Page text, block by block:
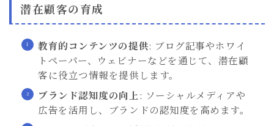
潜在顧客の育成
教育的コンテンツの提供: ブログ記事やホワイ
トペーパー、ウェビナーなどを通じて、潜在顧
客に役立つ情報を提供します。
ブランド認知度の向上: ソーシャルメディアや
広告を活用し、ブランドの認知度を高めます。